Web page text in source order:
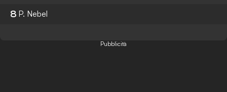
8 P. Nebel
Pubblicità